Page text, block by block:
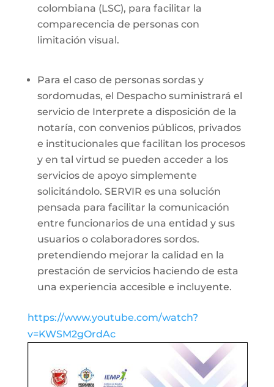
colombiana (LSC), para facilitar la
comparecencia de personas con
limitación visual.
Para el caso de personas sordas y
sordomudas, el Despacho suministrará el
servicio de Interprete a disposición de la
notaría, con convenios públicos, privados
e institucionales que facilitan los procesos
y en tal virtud se pueden acceder a los
servicios de apoyo simplemente
solicitándolo. SERVIR es una solución
pensada para facilitar la comunicación
entre funcionarios de una entidad y sus
usuarios o colaboradores sordos.
pretendiendo mejorar la calidad en la
prestación de servicios haciendo de esta
una experiencia accesible e incluyente.
https://www.youtube.com/watch?
v=KWSM2gOrdAc